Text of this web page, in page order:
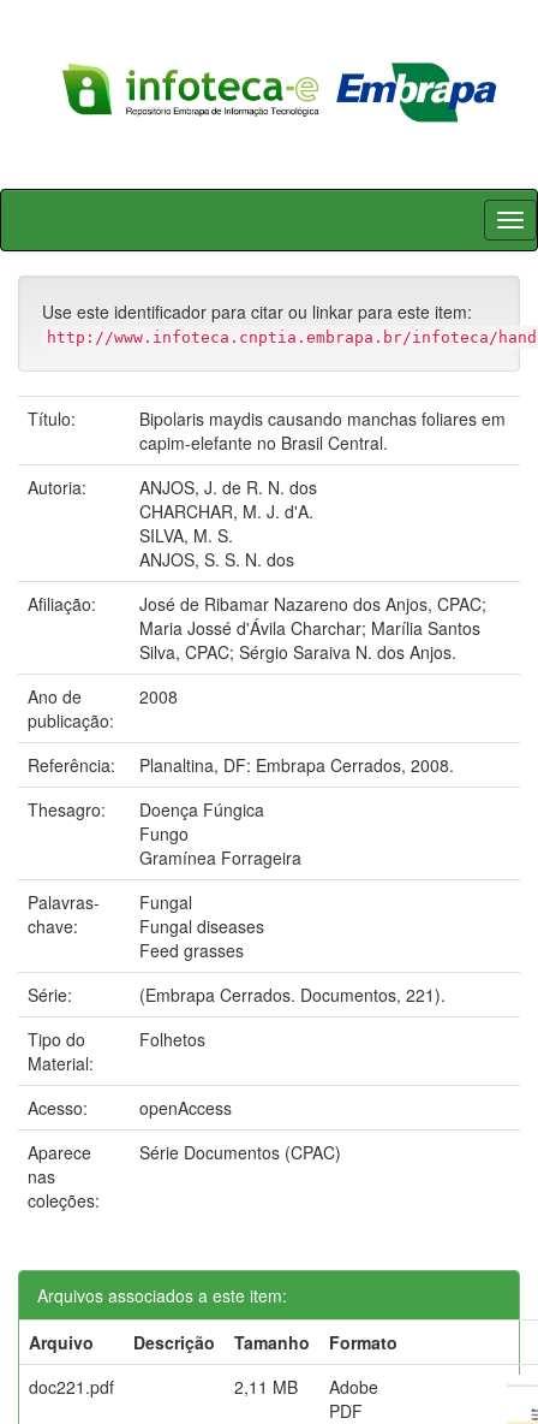
Skip
Use este identificador para citar ou linkar para este item:
http://www.infoteca.cnptia.embrapa.br/infoteca/
Título:
Bipolaris maydis causando manchas foliares em
capim-elefante no Brasil Central.
Autoria:
ANJOS, J. de R. N. dos
CHARCHAR, M. J. d'A.
SILVA, M. S.
ANJOS, S. S. N. dos
Afiliação:
José de Ribamar Nazareno dos Anjos, CPAC;
Maria Jossé d'Ávila Charchar; Marília Santos
Silva, CPAC; Sérgio Saraiva N. dos Anjos.
Ano de
publicação:
2008
Referência:
Planaltina, DF: Embrapa Cerrados, 2008.
Thesagro:
Doença Fúngica
Fungo
Gramínea Forrageira
Palavras-
chave:
Fungal
Fungal diseases
Feed grasses
Série:
(Embrapa Cerrados. Documentos, 221).
Tipo do
Material:
Folhetos
Acesso:
openAccess
Aparece
nas
coleções:
Série Documentos (CPAC)
Arquivos associados a este item:
Arquivo
Descrição Tamanho
Formato
doc221.pdf
2,11 MB
Adobe
PDF